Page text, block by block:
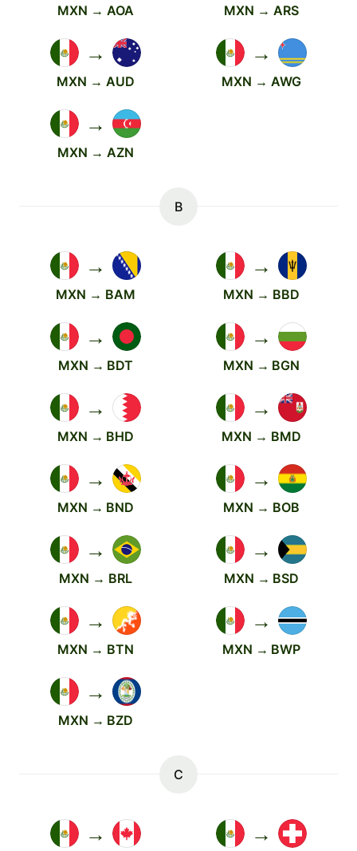
MXN → AOA MXN → ARS
→
MXN → AUD
→
MXN → AWG
→
MXN → AZN
B
→
MXN → BAM
→
MXN → BBD
→
MXN → BDT
→
MXN → BGN
→
MXN → BHD
→
MXN → BMD
→
MXN → BND
→
MXN → BOB
→
MXN → BRL
→
MXN → BSD
→
MXN → BTN
→
MXN → BWP
→
MXN → BZD
C
→ →